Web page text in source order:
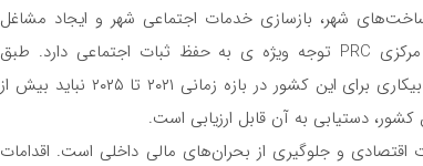
شهر، بازسازی خدمات اجتماعی شهر و ایجاد مشاغل
اضافی برای شهروندان جدید دارند. در این زمینه، دولت مرکزی PRC توجه ویژه ‌ی به حفظ ثبات اجتماعی دارد. طبق
محاسبات مقامات چینی، مصوب در برنامه پنج ساله، نرخ بیکاری برای این کشور در بازه زمانی ۲۰۲۱ تا ۲۰۲۵ نباید بیش از
و جلوگیری از بحران‌های مالی داخلی است. اقدامات